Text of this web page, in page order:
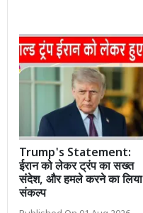
Trump's Statement:
ईरान को लेकर ट्रंप का सख्त
संदेश, और हमले करने का लिया
संकल्प